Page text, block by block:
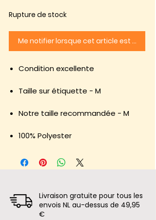
Rupture de stock
Me notifier lorsque cet article est
Condition excellente
Taille sur étiquette - M
Notre taille recommandée - M
100% Polyester
Livraison gratuite pour tous les
envois NL au-dessus de 49,95
€